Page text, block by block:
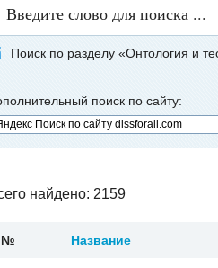
Поиск по разделу «Онтология и
поиск по сайту:
найдено: 2159
№ Название